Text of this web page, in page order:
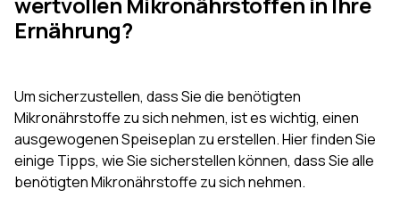
Ernährung?
Um sicherzustellen, dass Sie die benötigten
Mikronährstoffe zu sich nehmen, ist es wichtig, einen
ausgewogenen Speiseplan zu erstellen. Hier finden Sie
einige Tipps, wie Sie sicherstellen können, dass Sie alle
benötigten Mikronährstoffe zu sich nehmen.